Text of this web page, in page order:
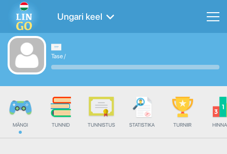
Ungari keel
Tase/
MÄNGI TUNNID TUNNISTUS STATISTIKA TURNIIR